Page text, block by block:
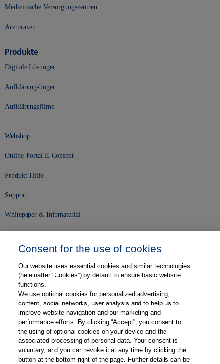
Medizinische Versorgungszentren
Arztpraxen
Produkte
Digitale Lösungen
Aufklärungsbögen
Aufklärungsfilme
Webshop
Online-Portal E-Consent
Produkt-Hilfe
Support
Whitepaper & Infomaterial
Karriere
Kontakt
Web-Semniare
Anwenderberichte
Partner
Consent for the use of cookies
Our website uses essential cookies and similar technologies
(hereinafter "Cookies”) by default to ensure basic website
functions.
We use optional cookies for personalized advertising,
content, social networks, user analysis and to help us to
improve website navigation and our marketing and
performance efforts. By clicking “Accept”, you consent to
the using of optional cookies on your device and the
associated processing of personal data. Your consent is
voluntary, and you can revoke it at any time by clicking the
button at the bottom right of the page. Further details can be